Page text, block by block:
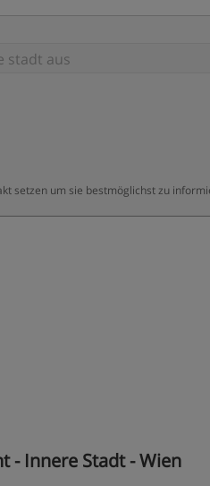
setzen um sie bestmöglichst zu
- Innere Stadt - Wien